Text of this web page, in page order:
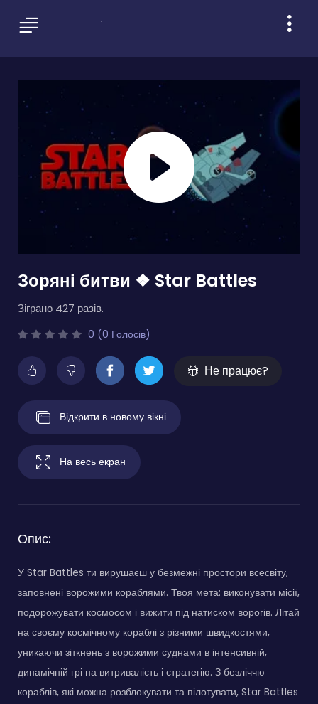
Зоряні битви ❖ Star Battles
Зіграно 427 разів.
0 (0 Голосів)
Не працює?
Відкрити в новому вікні
На весь екран
Опис:
У Star Battles ти вирушаєш у безмежні простори всесвіту,
заповнені ворожими кораблями. Твоя мета: виконувати місії,
подорожувати космосом і вижити під натиском ворогів. Літай
на своєму космічному кораблі з різними швидкостями,
уникаючи зіткнень з ворожими суднами в інтенсивній,
динамічній грі на витривалість і стратегію. З безліччю
кораблів, які можна розблокувати та пілотувати, Star Battles